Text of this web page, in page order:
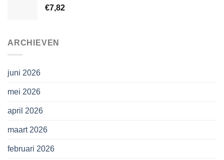
€7,82
ARCHIEVEN
juni 2026
mei 2026
april 2026
maart 2026
februari 2026